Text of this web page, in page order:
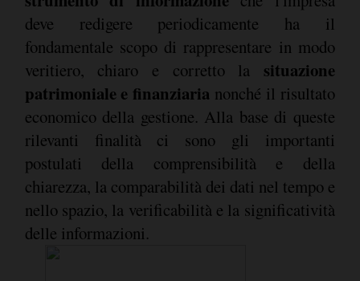
deve redigere periodicamente ha il
fondamentale scopo di rappresentare in modo
veritiero, chiaro e corretto la situazione
patrimoniale e finanziaria nonché il risultato
economico della gestione. Alla base di queste
rilevanti finalità ci sono gli importanti
postulati della comprensibilità e della
chiarezza, la comparabilità dei dati nel tempo e
nello spazio, la verificabilità e la significatività
delle informazioni.